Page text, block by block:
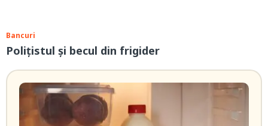
Bancuri
Polițistul și becul din frigider